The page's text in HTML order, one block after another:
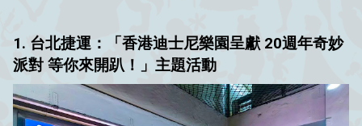
1. 台北捷運：「香港迪士尼樂園呈獻 20週年奇妙
派對 等你來開趴！」主題活動